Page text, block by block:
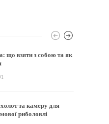
що взяти з собою та як
та камеру для
риболовлі